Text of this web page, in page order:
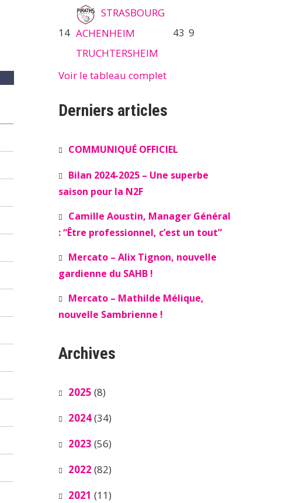
14
STRASBOURG
ACHENHEIM
TRUCHTERSHEIM
43 9
Voir le tableau complet
Derniers articles
COMMUNIQUÉ OFFICIEL
Bilan 2024-2025 – Une superbe
saison pour la N2F
Camille Aoustin, Manager Général
: “Être professionnel, c’est un tout”
Mercato – Alix Tignon, nouvelle
gardienne du SAHB !
Mercato – Mathilde Mélique,
nouvelle Sambrienne !
Archives
2025 (8)
2024(34)
2023 (56)
2022 (82)
2021 (11)